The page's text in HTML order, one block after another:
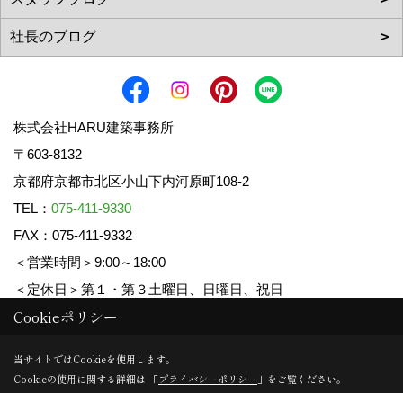
株式会社HARU建築事務所
〒603-8132
京都府京都市北区小山下内河原町108-2
TEL： 075-411-9330
FAX：075-411-9332
＜営業時間＞9:00～18:00
＜定休日＞第１・第３土曜日、日曜日、祝日
Copyright (c) HARU ARCHITECTS CO.,LTD. All Rights Reserved.
Produced byゴデスクリエイト
Cookieポリシー
当サイトではCookieを使用します。
Cookieの使用に関する詳細は 「プライバシーポリシー 」をご覧ください。